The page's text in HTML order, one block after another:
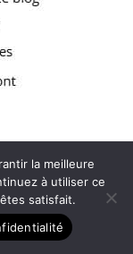
Amazon
la meilleure
à utiliser ce
satisfait.